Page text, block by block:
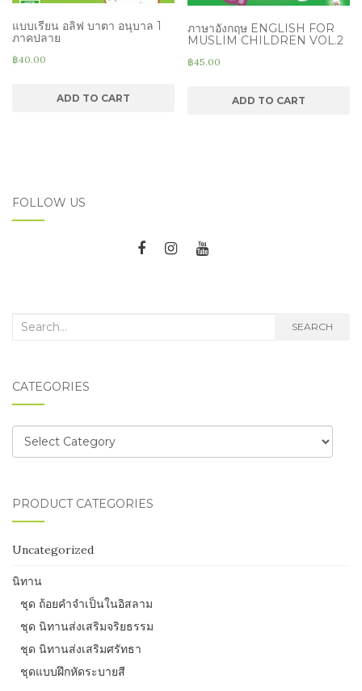
แบบเรียน อลิฟ บาตา อนุบาล 1
ภาคปลาย
฿40.00
ADD TO CART
ภาษาอังกฤษ ENGLISH FOR
MUSLIM CHILDREN VOL.2
฿45.00
ADD TO CART
FOLLOW US
Search
SEARCH
CATEGORIES
Categories
PRODUCT CATEGORIES
Uncategorized
นิทาน
ชุด ถ้อยคำจำเป็นในอิสลาม
ชุด นิทานส่งเสริมจริยธรรม
ชุด นิทานส่งเสริมศรัทธา
ชุดแบบฝึกหัดระบายสี